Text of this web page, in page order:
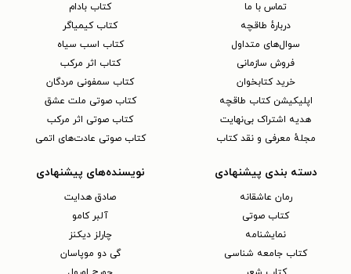
تماس با ما
دربارهٔ طاقچه
سوال‌های متداول
فروش سازمانی
خرید کتابخوان
اپلیکیشن کتاب طاقچه
هدیه اشتراک بی‌نهایت
مجلهٔ معرفی و نقد کتاب
کتاب بادام
کتاب کیمیاگر
کتاب اسب سیاه
کتاب اثر مرکب
کتاب سمفونی مردگان
کتاب صوتی ملت عشق
کتاب صوتی اثر مرکب
کتاب صوتی عادت‌های اتمی
دسته بندی پیشنهادی
رمان عاشقانه
کتاب‌ صوتی
نمایشنامه
کتاب جامعه شناسی
نویسنده‌های پیشنهادی
صادق هدایت
آلبر کامو
چارلز دیکنز
گی دو موپاسان